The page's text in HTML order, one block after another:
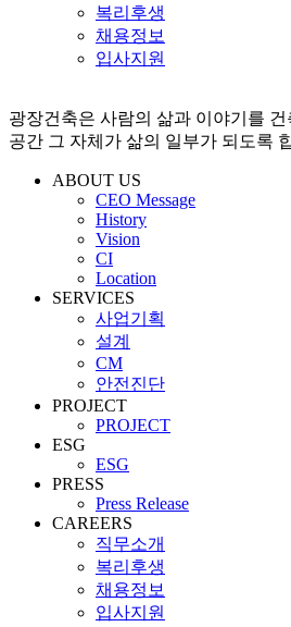
복리후생
채용정보
입사지원
광장건축은 사람의 삶과 이야기를 건
공간 그 자체가 삶의 일부가 되도록
ABOUT US
CEO Message
History
Vision
CI
Location
SERVICES
사업기획
설계
CM
안전진단
PROJECT
PROJECT
ESG
ESG
PRESS
Press Release
CAREERS
직무소개
복리후생
채용정보
입사지원